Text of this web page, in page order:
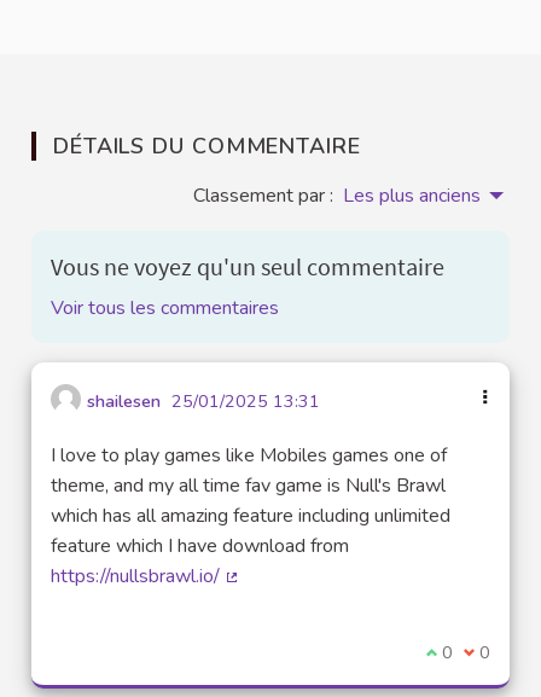
DÉTAILS DU COMMENTAIRE
Classement par : Les plus anciens
Vous ne voyez qu'un seul commentaire
Voir tous les commentaires
shailesen 25/01/2025 13:31
I love to play games like Mobiles games one of
theme, and my all time fav game is Null's Brawl
which has all amazing feature including unlimited
feature which I have download from
https://nullsbrawl.io/
Je suis
0 Je ne
0